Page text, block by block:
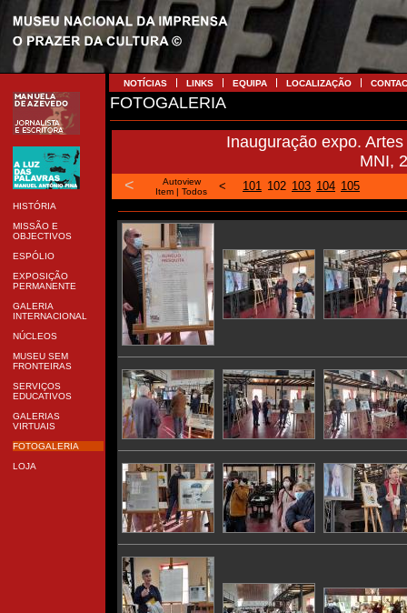
HISTÓRIA
MISSÃO E
OBJECTIVOS
ESPÓLIO
EXPOSIÇÃO
PERMANENTE
GALERIA
INTERNACIONAL
NÚCLEOS
MUSEU SEM
FRONTEIRAS
SERVIÇOS
EDUCATIVOS
GALERIAS
VIRTUAIS
FOTOGALERIA
LOJA
NOTÍCIAS LINKS EQUIPA LOCALIZAÇÃO
FOTOGALERIA
Inauguração expo.
MNI,
<
Autoview
Item | Todos < 101 102 103 104 105